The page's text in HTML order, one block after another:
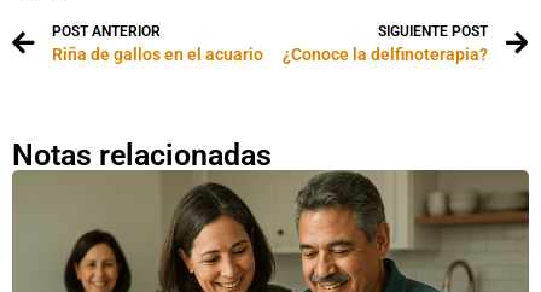
POST ANTERIOR
Riña de gallos en el acuario
SIGUIENTE POST
¿Conoce la delfinoterapia?
Notas relacionadas